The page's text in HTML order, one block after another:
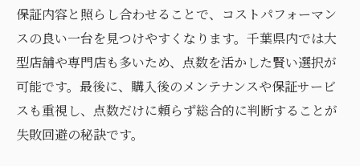
保証内容と照らし合わせることで、コストパフォーマン
スの良い一台を見つけやすくなります。千葉県内では大
型店舗や専門店も多いため、点数を活かした賢い選択が
可能です。最後に、購入後のメンテナンスや保証サービ
スも重視し、点数だけに頼らず総合的に判断することが
失敗回避の秘訣です。